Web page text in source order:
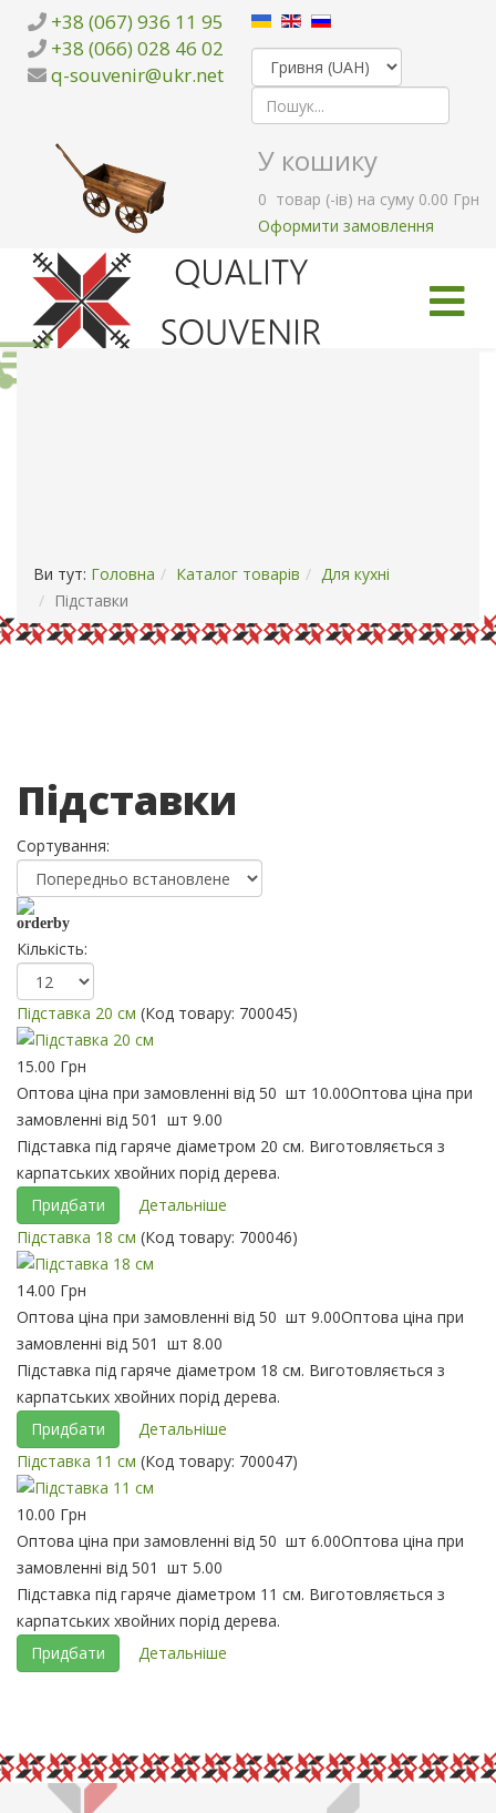
+38 (067) 936 11 95
+38 (066) 028 46 02
q-souvenir@ukr.net
У кошику
0 товар (-ів) на суму 0.00 Грн
Оформити замовлення
Ви тут: Головна Каталог товарів
Для кухні
Підставки
Підставки
Сортування:
Кількість:
Підставка 20 см (Код товару: 700045)
15.00 Грн
Оптова ціна при замовленні від 50 шт 10.00Оптова ціна при
замовленні від 501 шт 9.00
Підставка під гаряче діаметром 20 см. Виготовляється з
карпатських хвойних порід дерева.
Придбати
Детальніше
Підставка 18 см (Код товару: 700046)
14.00 Грн
Оптова ціна при замовленні від 50 шт 9.00Оптова ціна при
замовленні від 501 шт 8.00
Підставка під гаряче діаметром 18 см. Виготовляється з
карпатських хвойних порід дерева.
Придбати
Детальніше
Підставка 11 см (Код товару: 700047)
10.00 Грн
Оптова ціна при замовленні від 50 шт 6.00Оптова ціна при
замовленні від 501 шт 5.00
Підставка під гаряче діаметром 11 см. Виготовляється з
карпатських хвойних порід дерева.
Придбати
Детальніше